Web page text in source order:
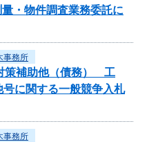
・物件調査業務委託に
事務所
策補助他（債務） 工
に関する一般競争入札
事務所